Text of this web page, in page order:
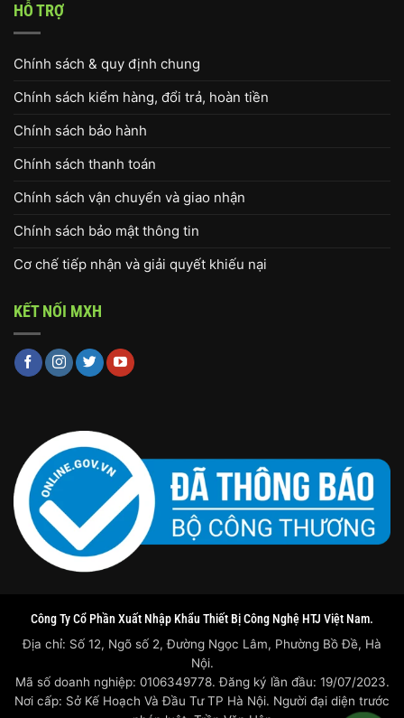
HỖ TRỢ
Chính sách & quy định chung
Chính sách kiểm hàng, đổi trả, hoàn tiền
Chính sách bảo hành
Chính sách thanh toán
Chính sách vận chuyển và giao nhận
Chính sách bảo mật thông tin
Cơ chế tiếp nhận và giải quyết khiếu nại
KẾT NỐI MXH
Công Ty Cổ Phần Xuất Nhập Khẩu Thiết Bị Công Nghệ HTJ Việt Nam.
Địa chỉ: Số 12, Ngõ số 2, Đường Ngọc Lâm, Phường Bồ Đề, Hà
Nội.
Mã số doanh nghiệp: 0106349778. Đăng ký lần đầu: 19/07/2023.
Nơi cấp: Sở Kế Hoạch Và Đầu Tư TP Hà Nội. Người đại diện trước